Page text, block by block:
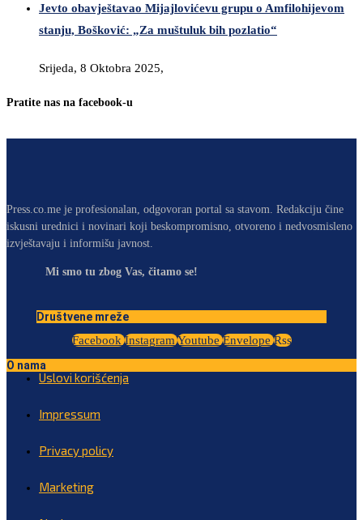
Jevto obavještavao Mijajlovićevu grupu o Amfilohijevom
stanju, Bošković: „Za muštuluk bih pozlatio“
Srijeda, 8 Oktobra 2025,
Pratite nas na facebook-u
Press.co.me je profesionalan, odgovoran portal sa stavom. Redakciju čine
iskusni urednici i novinari koji beskompromisno, otvoreno i nedvosmisleno
izvještavaju i informišu javnost.
Mi smo tu zbog Vas, čitamo se!
Društvene mreže
Facebook Instagram Youtube Envelope Rss
O nama
Uslovi korišćenja
Impressum
Privacy policy
Marketing